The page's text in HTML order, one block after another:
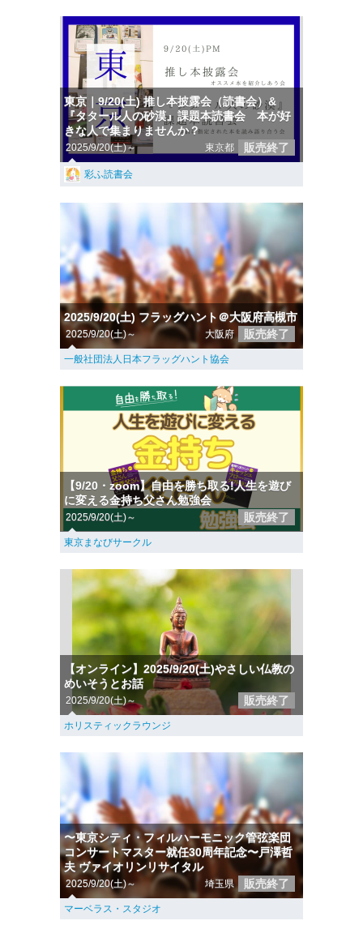
東京｜9/20(土) 推し本披露会（読書会）&
『タタール人の砂漠』課題本読書会 本が好
きな人で集まりませんか？
2025/9/20(土)～ 東京都 販売終了
彩ふ読書会
2025/9/20(土) フラッグハント＠大阪府高槻市
2025/9/20(土)～ 大阪府 販売終了
一般社団法人日本フラッグハント協会
【9/20・zoom】自由を勝ち取る!人生を遊び
に変える金持ち父さん勉強会
2025/9/20(土)～ 販売終了
東京まなびサークル
【オンライン】2025/9/20(土)やさしい仏教の
めいそうとお話
2025/9/20(土)～ 販売終了
ホリスティックラウンジ
〜東京シティ・フィルハーモニック管弦楽団
コンサートマスター就任30周年記念〜戸澤哲
夫 ヴァイオリンリサイタル
2025/9/20(土)～ 埼玉県 販売終了
マーベラス・スタジオ